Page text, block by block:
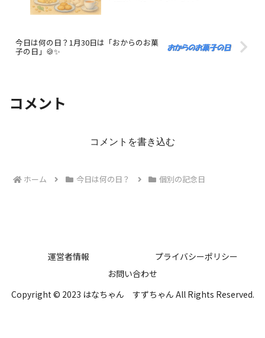
今日は何の日？1月30日は「おからのお菓
子の日」🍪✨
コメント
コメントを書き込む
ホーム 今日は何の日？ 個別の記念日
運営者情報
プライバシーポリシー
お問い合わせ
Copyright © 2023 はなちゃん すずちゃん All Rights Reserved.